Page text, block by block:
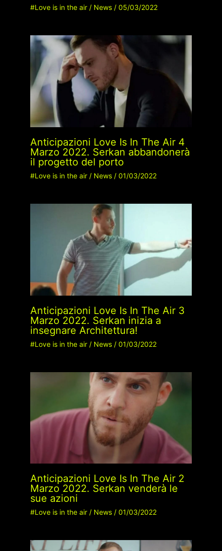
#Love is in the air/ News/ 05/03/2022
Anticipazioni Love Is In The Air 4
Marzo 2022. Serkan abbandonerà
il progetto del porto
#Love is in the air/ News/ 01/03/2022
Anticipazioni Love Is In The Air 3
Marzo 2022. Serkan inizia a
insegnare Architettura!
#Love is in the air/ News/ 01/03/2022
Anticipazioni Love Is In The Air 2
Marzo 2022. Serkan venderà le
sue azioni
#Love is in the air/ News/ 01/03/2022